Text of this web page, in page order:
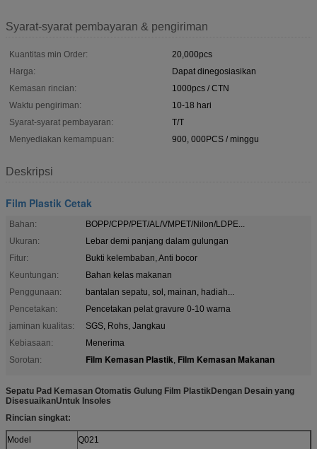
Syarat-syarat pembayaran & pengiriman
Kuantitas min Order:
20,000pcs
Harga:
Dapat dinegosiasikan
Kemasan rincian:
1000pcs / CTN
Waktu pengiriman:
10-18 hari
Syarat-syarat pembayaran:
T/T
Menyediakan kemampuan:
900, 000PCS / minggu
Deskripsi
Film Plastik Cetak
Bahan:
BOPP/CPP/PET/AL/VMPET/Nilon/LDPE...
Ukuran:
Lebar demi panjang dalam gulungan
Fitur:
Bukti kelembaban, Anti bocor
Keuntungan:
Bahan kelas makanan
Penggunaan:
bantalan sepatu, sol, mainan, hadiah...
Pencetakan:
Pencetakan pelat gravure 0-10 warna
jaminan kualitas:
SGS, Rohs, Jangkau
Kebiasaan:
Menerima
Sorotan:
Film Kemasan Plastik, Film Kemasan Makanan
Sepatu Pad Kemasan Otomatis Gulung Film PlastikDengan Desain yang
DisesuaikanUntuk Insoles
Rincian singkat:
Model Q021